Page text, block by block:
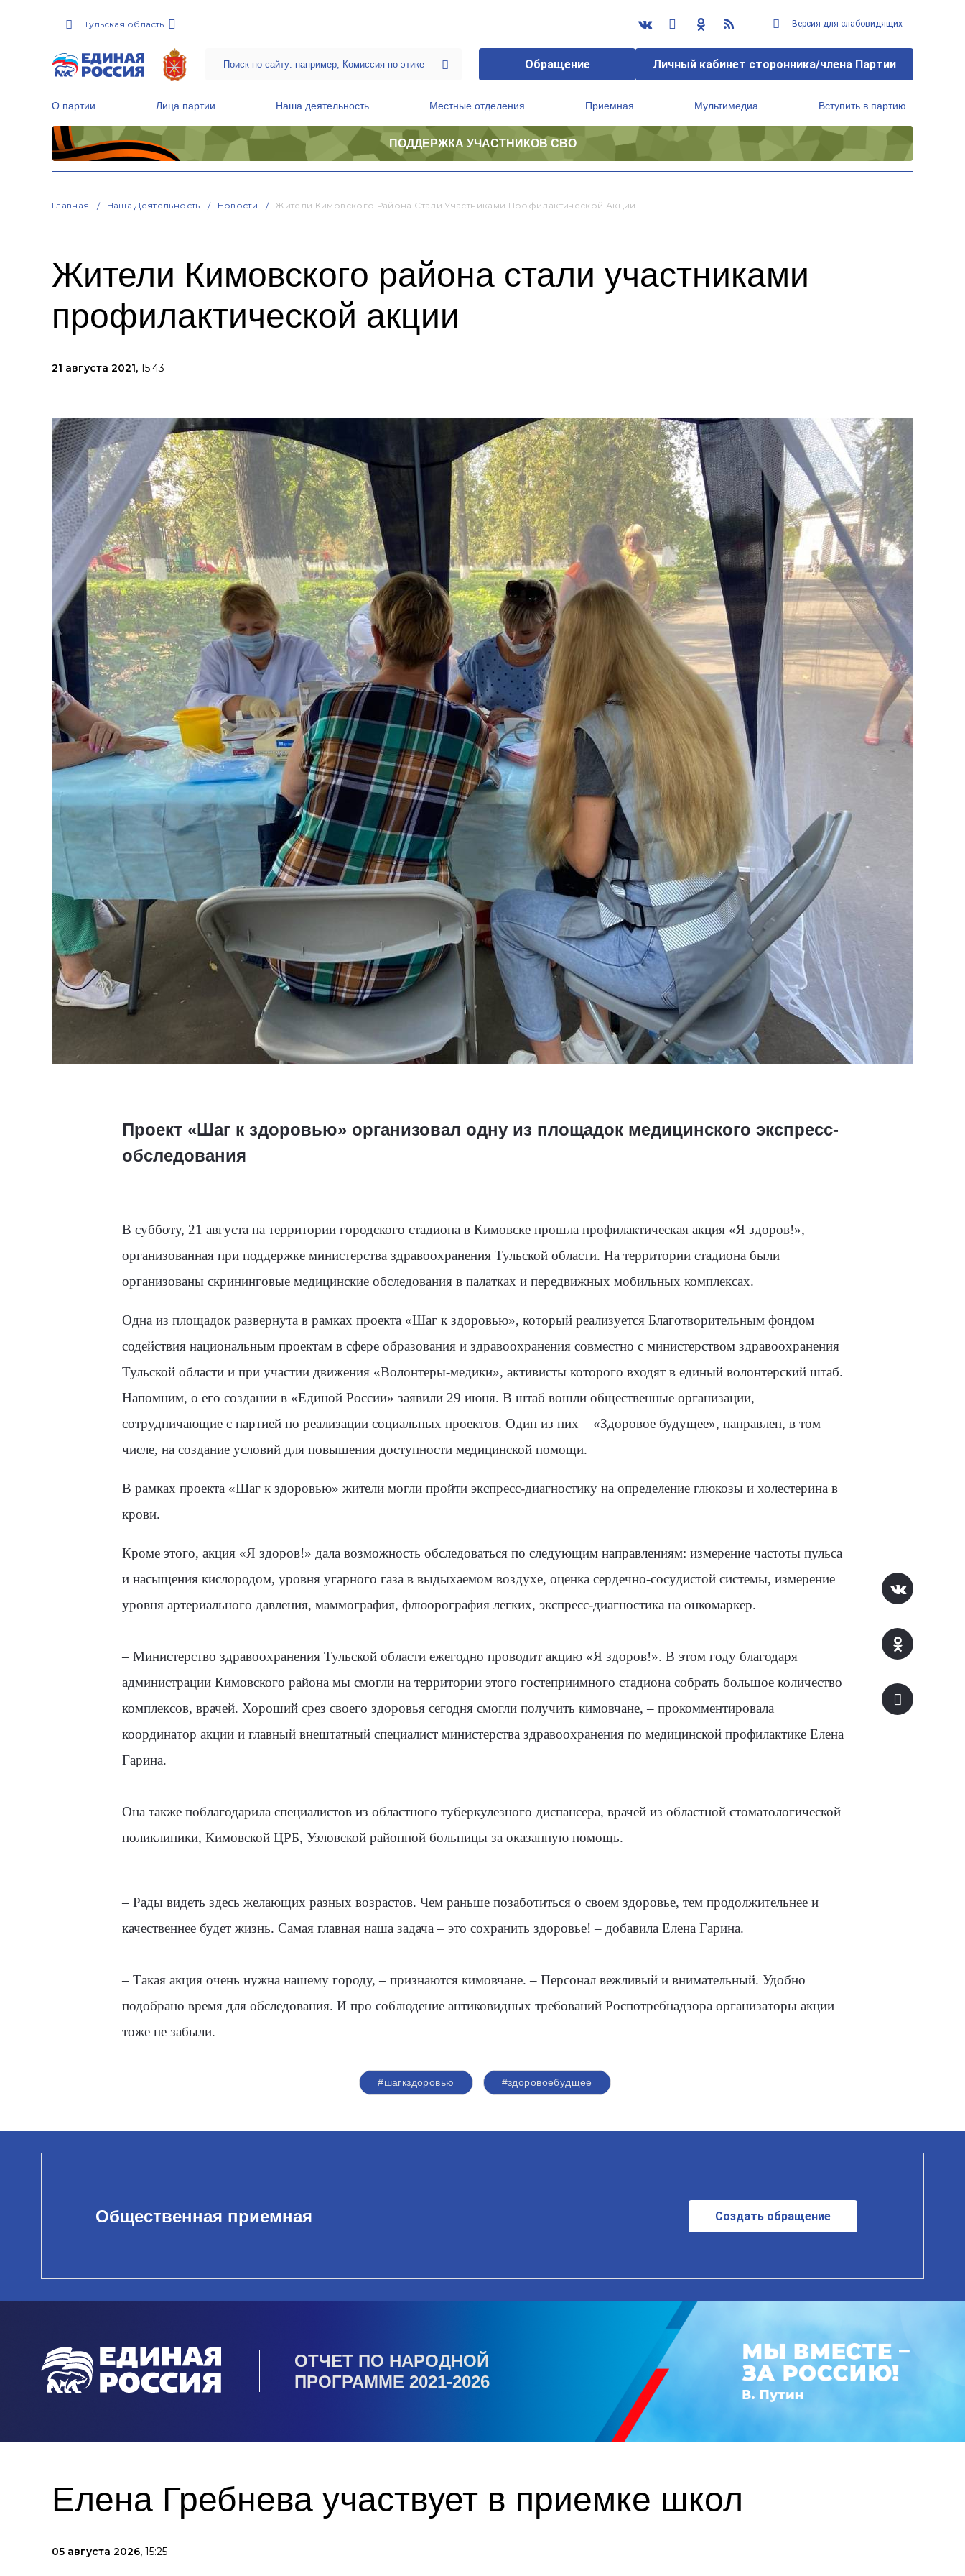
Тульская область Версия для слабовидящих
Обращение Личный кабинет сторонника/члена Партии
О партии Лица партии Наша деятельность Местные отделения Приемная Мультимедиа Вступить в партию
ПОДДЕРЖКА УЧАСТНИКОВ СВО
Главная Наша Деятельность Новости Жители Кимовского Района Стали Участниками Профилактической Акции
Жители Кимовского района стали участниками
профилактической акции
21 августа 2021, 15:43
Проект «Шаг к здоровью» организовал одну из площадок медицинского экспресс-
обследования
В субботу, 21 августа на территории городского стадиона в Кимовске прошла профилактическая акция «Я здоров!»,
организованная при поддержке министерства здравоохранения Тульской области. На территории стадиона были
организованы скрининговые медицинские обследования в палатках и передвижных мобильных комплексах.
Одна из площадок развернута в рамках проекта «Шаг к здоровью», который реализуется Благотворительным фондом
содействия национальным проектам в сфере образования и здравоохранения совместно с министерством здравоохранения
Тульской области и при участии движения «Волонтеры-медики», активисты которого входят в единый волонтерский штаб.
Напомним, о его создании в «Единой России» заявили 29 июня. В штаб вошли общественные организации,
сотрудничающие с партией по реализации социальных проектов. Один из них – «Здоровое будущее», направлен, в том
числе, на создание условий для повышения доступности медицинской помощи.
В рамках проекта «Шаг к здоровью» жители могли пройти экспресс-диагностику на определение глюкозы и холестерина в
крови.
Кроме этого, акция «Я здоров!» дала возможность обследоваться по следующим направлениям: измерение частоты пульса
и насыщения кислородом, уровня угарного газа в выдыхаемом воздухе, оценка сердечно-сосудистой системы, измерение
уровня артериального давления, маммография, флюорография легких, экспресс-диагностика на онкомаркер.
– Министерство здравоохранения Тульской области ежегодно проводит акцию «Я здоров!». В этом году благодаря
администрации Кимовского района мы смогли на территории этого гостеприимного стадиона собрать большое количество
комплексов, врачей. Хороший срез своего здоровья сегодня смогли получить кимовчане, – прокомментировала
координатор акции и главный внештатный специалист министерства здравоохранения по медицинской профилактике Елена
Гарина.
Она также поблагодарила специалистов из областного туберкулезного диспансера, врачей из областной стоматологической
поликлиники, Кимовской ЦРБ, Узловской районной больницы за оказанную помощь.
– Рады видеть здесь желающих разных возрастов. Чем раньше позаботиться о своем здоровье, тем продолжительнее и
качественнее будет жизнь. Самая главная наша задача – это сохранить здоровье! – добавила Елена Гарина.
– Такая акция очень нужна нашему городу, – признаются кимовчане. – Персонал вежливый и внимательный. Удобно
подобрано время для обследования. И про соблюдение антиковидных требований Роспотребнадзора организаторы акции
тоже не забыли.
#шагкздоровью #здоровоебудщее
Общественная приемная Создать обращение
ОТЧЕТ ПО НАРОДНОЙ
ПРОГРАММЕ 2021-2026
Елена Гребнева участвует в приемке школ
05 августа 2026, 15:25